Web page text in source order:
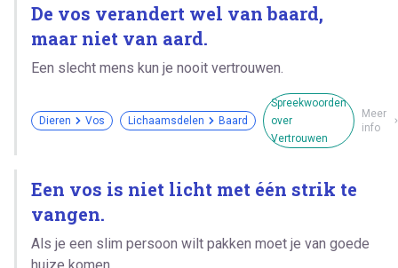
De vos verandert wel van baard,
maar niet van aard.
Een slecht mens kun je nooit vertrouwen.
Dieren Vos Lichaamsdelen Baard
Spreekwoorden
over
Vertrouwen
Meer
info
Een vos is niet licht met één strik te
vangen.
Als je een slim persoon wilt pakken moet je van goede
huize komen.